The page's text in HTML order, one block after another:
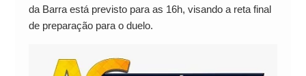
da Barra está previsto para as 16h, visando a reta final
de preparação para o duelo.